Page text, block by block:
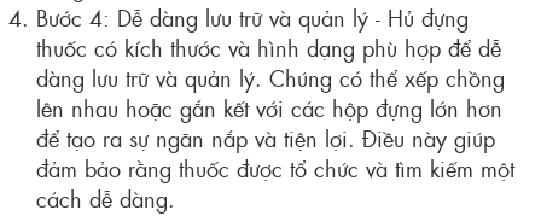
Bước 4: Dễ dàng lưu trữ và quản lý - Hủ đựng
thuốc có kích thước và hình dạng phù hợp để dễ
dàng lưu trữ và quản lý. Chúng có thể xếp chồng
lên nhau hoặc gắn kết với các hộp đựng lớn hơn
để tạo ra sự ngăn nắp và tiện lợi. Điều này giúp
đảm bảo rằng thuốc được tổ chức và tìm kiếm một
cách dễ dàng.